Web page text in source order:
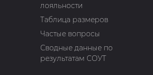
лояльности
Таблица размеров
Частые вопросы
Сводные данные по
результатам СОУТ